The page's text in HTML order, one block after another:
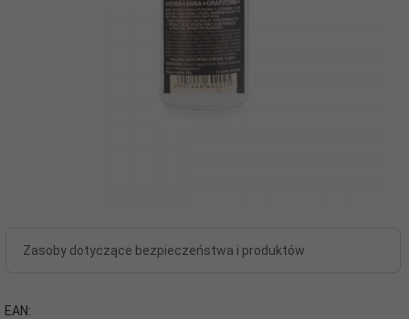
Zasoby dotyczące bezpieczeństwa i produktów
EAN: